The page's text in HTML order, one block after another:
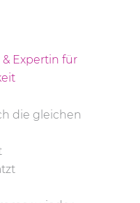
& Expertin für
die gleichen